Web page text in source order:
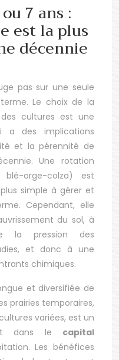
7 ans :
est la plus
décennie
pas sur une seule
Le choix de la
cultures est une
a des implications
et la pérennité de
Une rotation
orge-colza) est
simple à gérer et
Cependant, elle
du sol, à
la pression des
et donc à une
chimiques.
et diversifiée de
prairies temporaires,
variées, est un
dans le capital
Les bénéfices